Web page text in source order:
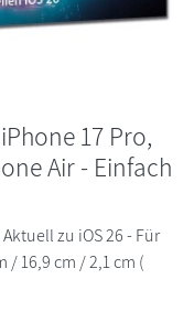
17 Pro,
Air - Einfach
zu iOS 26 - Für
16,9 cm / 2,1 cm (